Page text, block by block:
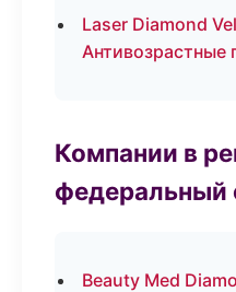
Laser Diamond
Антивозрастные
Компании в
федеральный
Beauty Med